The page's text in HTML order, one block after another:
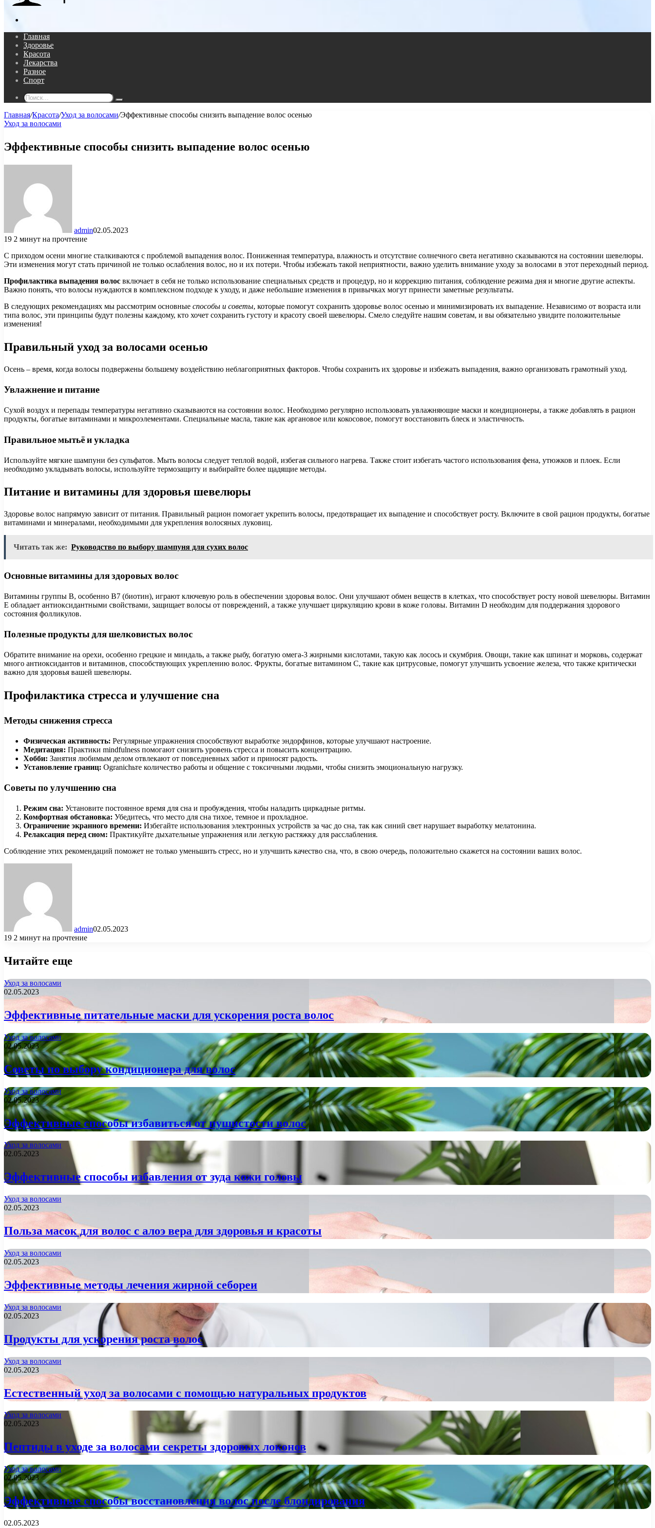
Главная
Здоровье
Красота
Лекарства
Разное
Спорт
Поиск...
Главная/Красота/Уход за волосами/Эффективные способы снизить выпадение волос осенью
Уход за волосами
Эффективные способы снизить выпадение волос осенью
admin02.05.2023
19 2 минут на прочтение
С приходом осени многие сталкиваются с проблемой выпадения волос. Пониженная температура, влажность и отсутствие солнечного света негативно сказываются на состоянии шевелюры.
Эти изменения могут стать причиной не только ослабления волос, но и их потери. Чтобы избежать такой неприятности, важно уделить внимание уходу за волосами в этот переходный период.
Профилактика выпадения волос включает в себя не только использование специальных средств и процедур, но и коррекцию питания, соблюдение режима дня и многие другие аспекты.
Важно понять, что волосы нуждаются в комплексном подходе к уходу, и даже небольшие изменения в привычках могут принести заметные результаты.
В следующих рекомендациях мы рассмотрим основные способы и советы, которые помогут сохранить здоровье волос осенью и минимизировать их выпадение. Независимо от возраста или
типа волос, эти принципы будут полезны каждому, кто хочет сохранить густоту и красоту своей шевелюры. Смело следуйте нашим советам, и вы обязательно увидите положительные
изменения!
Правильный уход за волосами осенью
Осень – время, когда волосы подвержены большему воздействию неблагоприятных факторов. Чтобы сохранить их здоровье и избежать выпадения, важно организовать грамотный уход.
Увлажнение и питание
Сухой воздух и перепады температуры негативно сказываются на состоянии волос. Необходимо регулярно использовать увлажняющие маски и кондиционеры, а также добавлять в рацион
продукты, богатые витаминами и микроэлементами. Специальные масла, такие как аргановое или кокосовое, помогут восстановить блеск и эластичность.
Правильное мытьё и укладка
Используйте мягкие шампуни без сульфатов. Мыть волосы следует теплой водой, избегая сильного нагрева. Также стоит избегать частого использования фена, утюжков и плоек. Если
необходимо укладывать волосы, используйте термозащиту и выбирайте более щадящие методы.
Питание и витамины для здоровья шевелюры
Здоровье волос напрямую зависит от питания. Правильный рацион помогает укрепить волосы, предотвращает их выпадение и способствует росту. Включите в свой рацион продукты, богатые
витаминами и минералами, необходимыми для укрепления волосяных луковиц.
Читать так же: Руководство по выбору шампуня для сухих волос
Основные витамины для здоровых волос
Витамины группы B, особенно B7 (биотин), играют ключевую роль в обеспечении здоровья волос. Они улучшают обмен веществ в клетках, что способствует росту новой шевелюры. Витамин
E обладает антиоксидантными свойствами, защищает волосы от повреждений, а также улучшает циркуляцию крови в коже головы. Витамин D необходим для поддержания здорового
состояния фолликулов.
Полезные продукты для шелковистых волос
Обратите внимание на орехи, особенно грецкие и миндаль, а также рыбу, богатую омега-3 жирными кислотами, такую как лосось и скумбрия. Овощи, такие как шпинат и морковь, содержат
много антиоксидантов и витаминов, способствующих укреплению волос. Фрукты, богатые витамином C, такие как цитрусовые, помогут улучшить усвоение железа, что также критически
важно для здоровья вашей шевелюры.
Профилактика стресса и улучшение сна
Методы снижения стресса
Физическая активность: Регулярные упражнения способствуют выработке эндорфинов, которые улучшают настроение.
Медитация: Практики mindfulness помогают снизить уровень стресса и повысить концентрацию.
Хобби: Занятия любимым делом отвлекают от повседневных забот и приносят радость.
Установление границ: Оgranichьте количество работы и общение с токсичными людьми, чтобы снизить эмоциональную нагрузку.
Советы по улучшению сна
Режим сна: Установите постоянное время для сна и пробуждения, чтобы наладить циркадные ритмы.
Комфортная обстановка: Убедитесь, что место для сна тихое, темное и прохладное.
Ограничение экранного времени: Избегайте использования электронных устройств за час до сна, так как синий свет нарушает выработку мелатонина.
Релаксация перед сном: Практикуйте дыхательные упражнения или легкую растяжку для расслабления.
Соблюдение этих рекомендаций поможет не только уменьшить стресс, но и улучшить качество сна, что, в свою очередь, положительно скажется на состоянии ваших волос.
admin02.05.2023
19 2 минут на прочтение
Читайте еще
Уход за волосами
02.05.2023
Эффективные питательные маски для ускорения роста волос
Уход за волосами
02.05.2023
Советы по выбору кондиционера для волос
Уход за волосами
02.05.2023
Эффективные способы избавиться от пушистости волос
Уход за волосами
02.05.2023
Эффективные способы избавления от зуда кожи головы
Уход за волосами
02.05.2023
Польза масок для волос с алоэ вера для здоровья и красоты
Уход за волосами
02.05.2023
Эффективные методы лечения жирной себореи
Уход за волосами
02.05.2023
Продукты для ускорения роста волос
Уход за волосами
02.05.2023
Естественный уход за волосами с помощью натуральных продуктов
Уход за волосами
02.05.2023
Пептиды в уходе за волосами секреты здоровых локонов
Уход за волосами
02.05.2023
Эффективные способы восстановления волос после блондирования
02.05.2023